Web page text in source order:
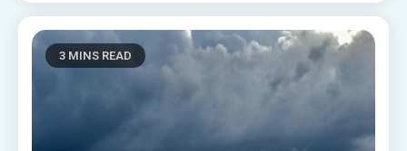
3 MINS READ